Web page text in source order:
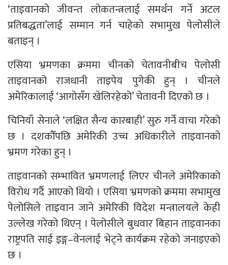
‘ताइवानको जीवन्त लोकतन्त्रलाई समर्थन गर्ने अटल
प्रतिबद्धता’लाई सम्मान गर्न चाहेको सभामुख पेलोसीले
बताइन् ।
एसिया भ्रमणका क्रममा चीनको चेतावनीबीच पेलोसी
ताइवानको राजधानी ताइपेय पुगेकी हुन् । चीनले
अमेरिकालाई ‘आगोसँग खेलिरहेको’ चेतावनी दिएको छ ।
चिनियाँ सेनाले ‘लक्षित सैन्य कारबाही’ सुरु गर्ने वाचा गरेको
छ । दशकौँपछि अमेरिकी उच्च अधिकारीले ताइवानको
भ्रमण गरेका हुन् ।
ताइवानको सम्भावित भ्रमणलाई लिएर चीनले अमेरिकाको
विरोध गर्दै आएको थियो । एसिया भ्रमणको क्रममा सभामुख
पेलोसिले ताइवान जाने अमेरिकी विदेश मन्त्रालयले केही
उल्लेख गरेको थिएन् । पेलोसीले बुधवार बिहान ताइवानका
राष्ट्रपति साई इङ्ग–वेनलाई भेट्ने कार्यक्रम रहेको जनाइएको
छ ।